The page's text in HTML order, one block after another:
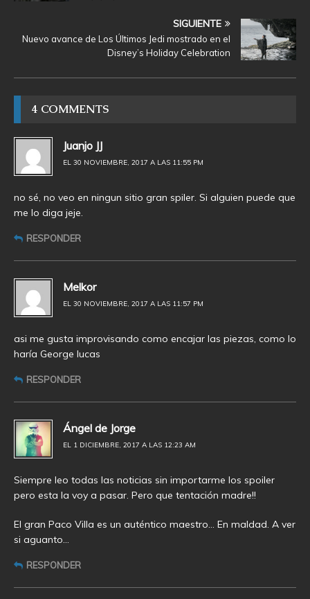
SIGUIENTE
Nuevo avance de Los Últimos Jedi mostrado en el
Disney’s Holiday Celebration
4 COMMENTS
Juanjo JJ
EL 30 NOVIEMBRE, 2017 A LAS 11:55 PM
no sé, no veo en ningun sitio gran spiler. Si alguien puede que
me lo diga jeje.
RESPONDER
Melkor
EL 30 NOVIEMBRE, 2017 A LAS 11:57 PM
asi me gusta improvisando como encajar las piezas, como lo
haría George lucas
RESPONDER
Ángel de Jorge
EL 1 DICIEMBRE, 2017 A LAS 12:23 AM
Siempre leo todas las noticias sin importarme los spoiler
pero esta la voy a pasar. Pero que tentación madre!!
El gran Paco Villa es un auténtico maestro… En maldad. A ver
si aguanto…
RESPONDER